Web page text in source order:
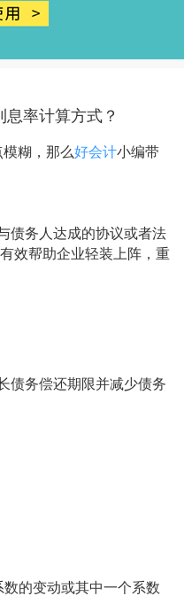
率计算方式？
糊，那么好会计小编带
债务人达成的协议或者法
效帮助企业轻装上阵，重
债务偿还期限并减少债务
的变动或其中一个系数